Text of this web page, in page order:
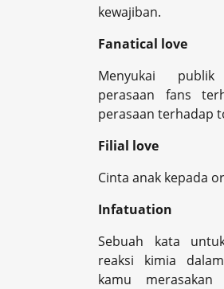
kewajiban.
Fanatical love
Menyukai
perasaan fans
perasaan terhadap
Filial love
Cinta anak kepada
Infatuation
Sebuah kata
reaksi kimia
kamu